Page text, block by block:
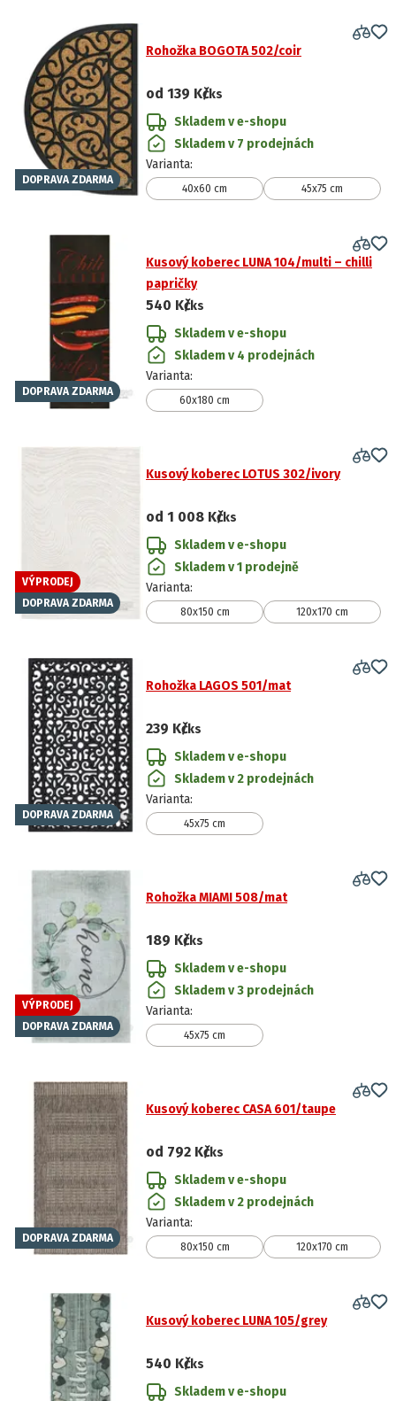
DOPRAVA ZDARMA
Rohožka BOGOTA 502/coir
od 139 Kč/ks
Skladem v e-shopu
Skladem v 7 prodejnách
Varianta:
40x60 cm 45x75 cm
DOPRAVA ZDARMA
Kusový koberec LUNA 104/multi – chilli
papričky
540 Kč/ks
Skladem v e-shopu
Skladem v 4 prodejnách
Varianta:
60x180 cm
VÝPRODEJ
DOPRAVA ZDARMA
Kusový koberec LOTUS 302/ivory
od 1 008 Kč/ks
Skladem v e-shopu
Skladem v 1 prodejně
Varianta:
80x150 cm 120x170 cm
DOPRAVA ZDARMA
Rohožka LAGOS 501/mat
239 Kč/ks
Skladem v e-shopu
Skladem v 2 prodejnách
Varianta:
45x75 cm
VÝPRODEJ
DOPRAVA ZDARMA
Rohožka MIAMI 508/mat
189 Kč/ks
Skladem v e-shopu
Skladem v 3 prodejnách
Varianta:
45x75 cm
DOPRAVA ZDARMA
Kusový koberec CASA 601/taupe
od 792 Kč/ks
Skladem v e-shopu
Skladem v 2 prodejnách
Varianta:
80x150 cm 120x170 cm
Kusový koberec LUNA 105/grey
540 Kč/ks
Skladem v e-shopu